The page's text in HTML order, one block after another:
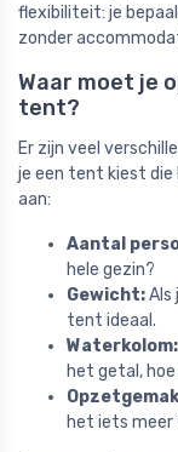
flexibiliteit: je
zonder
Waar moet je
tent?
Er zijn veel
je een tent kiest die
aan:
Aantal
hele gezin?
Gewicht:Als
tent ideaal.
Waterkolom:
het getal,
het iets